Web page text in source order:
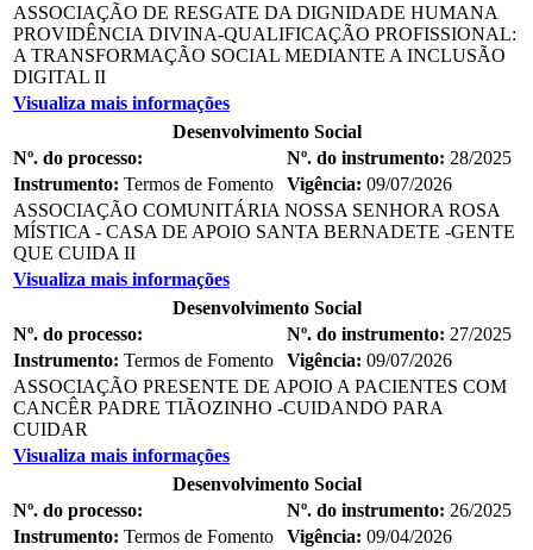
ASSOCIAÇÃO DE RESGATE DA DIGNIDADE HUMANA
PROVIDÊNCIA DIVINA-QUALIFICAÇÃO PROFISSIONAL:
A TRANSFORMAÇÃO SOCIAL MEDIANTE A INCLUSÃO
DIGITAL II
Visualiza mais informações
Desenvolvimento Social
Nº. do processo:
Nº. do instrumento: 28/2025
Instrumento: Termos de Fomento Vigência: 09/07/2026
ASSOCIAÇÃO COMUNITÁRIA NOSSA SENHORA ROSA
MÍSTICA - CASA DE APOIO SANTA BERNADETE -GENTE
QUE CUIDA II
Visualiza mais informações
Desenvolvimento Social
Nº. do processo:
Nº. do instrumento: 27/2025
Instrumento: Termos de Fomento Vigência: 09/07/2026
ASSOCIAÇÃO PRESENTE DE APOIO A PACIENTES COM
CANCÊR PADRE TIÃOZINHO -CUIDANDO PARA
CUIDAR
Visualiza mais informações
Desenvolvimento Social
Nº. do processo:
Nº. do instrumento: 26/2025
Instrumento: Termos de Fomento Vigência: 09/04/2026